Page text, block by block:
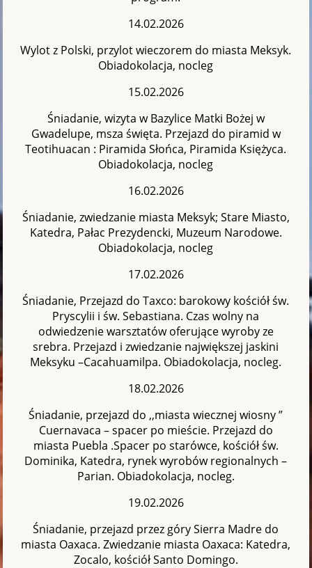
14.02.2026
Wylot z Polski, przylot wieczorem do miasta Meksyk.
Obiadokolacja, nocleg
15.02.2026
Śniadanie, wizyta w Bazylice Matki Bożej w
Gwadelupe, msza święta. Przejazd do piramid w
Teotihuacan : Piramida Słońca, Piramida Księżyca.
Obiadokolacja, nocleg
16.02.2026
Śniadanie, zwiedzanie miasta Meksyk; Stare Miasto,
Katedra, Pałac Prezydencki, Muzeum Narodowe.
Obiadokolacja, nocleg
17.02.2026
Śniadanie, Przejazd do Taxco: barokowy kościół św.
Pryscylii i św. Sebastiana. Czas wolny na
odwiedzenie warsztatów oferujące wyroby ze
srebra. Przejazd i zwiedzanie największej jaskini
Meksyku –Cacahuamilpa. Obiadokolacja, nocleg.
18.02.2026
Śniadanie, przejazd do ,,miasta wiecznej wiosny ”
Cuernavaca – spacer po mieście. Przejazd do
miasta Puebla .Spacer po starówce, kościół św.
Dominika, Katedra, rynek wyrobów regionalnych –
Parian. Obiadokolacja, nocleg.
19.02.2026
Śniadanie, przejazd przez góry Sierra Madre do
miasta Oaxaca. Zwiedzanie miasta Oaxaca: Katedra,
Zocalo, kościół Santo Domingo.